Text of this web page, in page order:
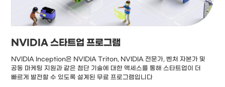
NVIDIA 스타트업 프로그램
NVIDIA Inception은 NVIDIA Triton, NVIDIA 전문가, 벤처 자본가 및
공동 마케팅 지원과 같은 첨단 기술에 대한 액세스를 통해 스타트업이 더
빠르게 발전할 수 있도록 설계된 무료 프로그램입니다